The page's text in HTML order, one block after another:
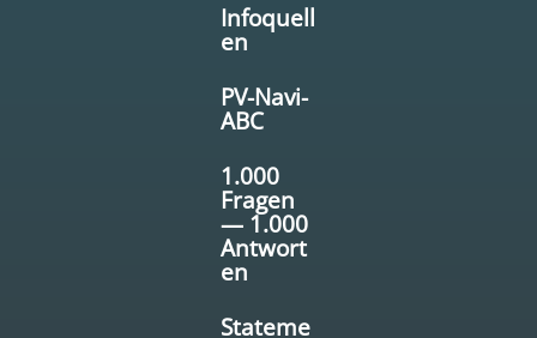
Infoquell
en
PV-Navi-
ABC
1.000
Fragen
— 1.000
Antwort
en
Stateme